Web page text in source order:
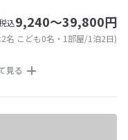
込9,240～39,800円
名 こども0名・1部屋/1泊2日)
見る